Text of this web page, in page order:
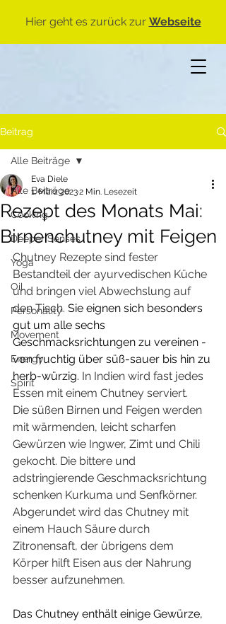
Hier geht es zurück zur Webseite
Beitrag
Alle Beiträge
Cooking
Deeper Senses
Yoga
Oil
Personality
Movement
Energy
Spirit
Alle Beiträge
Rezept des Monats Mai:
Birnenchutney mit Feigen
Eva Diele
1. März 20232 Min. Lesezeit
Chutney Rezepte sind fester
Bestandteil der ayurvedischen Küche
und bringen viel Abwechslung auf
den Tisch. Sie eignen sich besonders
gut um alle sechs
Geschmacksrichtungen zu vereinen -
von fruchtig über süß-sauer bis hin zu
herb-würzig. In Indien wird fast jedes
Essen mit einem Chutney serviert.
Die süßen Birnen und Feigen werden
mit wärmenden, leicht scharfen
Gewürzen wie Ingwer, Zimt und Chili
gekocht. Die bittere und
adstringierende Geschmacksrichtung
schenken Kurkuma und Senfkörner.
Abgerundet wird das Chutney mit
einem Hauch Säure durch
Zitronensaft, der übrigens dem
Körper hilft Eisen aus der Nahrung
besser aufzunehmen.
Das Chutney enthält einige Gewürze,